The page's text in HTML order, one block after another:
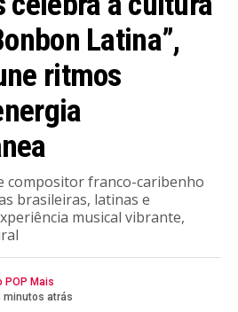
Latina”,
ritmos
compositor franco-caribenho
brasileiras, latinas e
musical vibrante,
POP Mais
minutos atrás